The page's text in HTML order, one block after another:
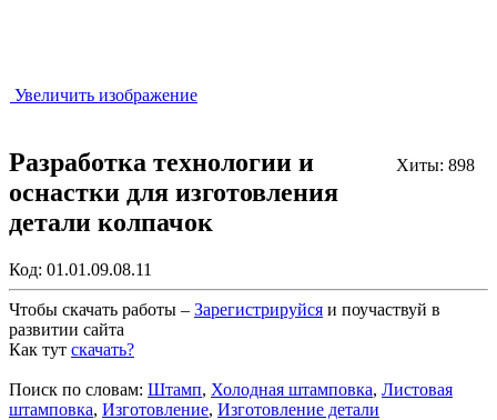
Увеличить изображение
Хиты: 898
Разработка технологии и
оснастки для изготовления
детали колпачок
Код: 01.01.09.08.11
Чтобы скачать работы – Зарегистрируйся и поучаствуй в
развитии сайта
Как тут скачать?
Поиск по словам: Штамп, Холодная штамповка, Листовая
штамповка, Изготовление, Изготовление детали